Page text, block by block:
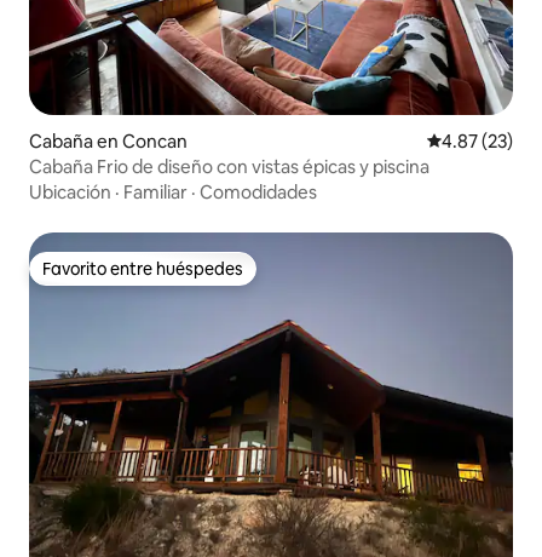
Cabaña en Concan Calificación
4.87 (23)
Cabaña Frio de diseño con vistas épicas y piscina
Ubicación · Familiar · Comodidades
Favorito entre huéspedes
Favorito entre huéspedes